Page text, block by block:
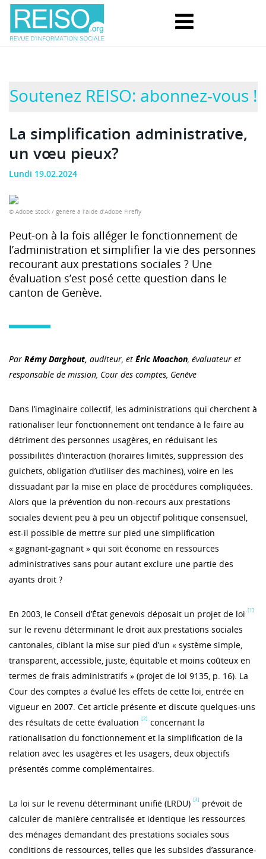
Soutenez REISO: abonnez-vous !
La simplification administrative,
un vœu pieux?
Lundi 19.02.2024
© Adobe Stock / généré à l’aide d’Adobe Firefly
Peut-on à la fois alléger le fonctionnement de
l’administration et simplifier la vie des personnes
recourant aux prestations sociales ? Une
évaluation s’est posé cette question dans le
canton de Genève.
Par Rémy Darghout, auditeur, et Éric Moachon, évaluateur et
responsable de mission, Cour des comptes, Genève
Dans l’imaginaire collectif, les administrations qui cherchent à
rationaliser leur fonctionnement ont tendance à le faire au
détriment des personnes usagères, en réduisant les
possibilités d’interaction (horaires limités, suppression des
guichets, obligation d’utiliser des machines), voire en les
dissuadant par la mise en place de procédures compliquées.
Alors que la prévention du non-recours aux prestations
sociales devient peu à peu un objectif politique consensuel,
est-il possible de mettre sur pied une simplification
« gagnant-gagnant » qui soit économe en ressources
administratives sans pour autant exclure une partie des
ayants droit ?
En 2003, le Conseil d’État genevois déposait un projet de loi [1]
sur le revenu déterminant le droit aux prestations sociales
cantonales, ciblant la mise sur pied d’un « système simple,
transparent, accessible, juste, équitable et moins coûteux en
termes de frais administratifs » (projet de loi 9135, p. 16). La
Cour des comptes a évalué les effets de cette loi, entrée en
vigueur en 2007. Cet article présente et discute quelques-uns
des résultats de cette évaluation [2] concernant la
rationalisation du fonctionnement et la simplification de la
relation avec les usagères et les usagers, deux objectifs
présentés comme complémentaires.
La loi sur le revenu déterminant unifié (LRDU) [3] prévoit de
calculer de manière centralisée et identique les ressources
des ménages demandant des prestations sociales sous
conditions de ressources, telles que les subsides d’assurance-